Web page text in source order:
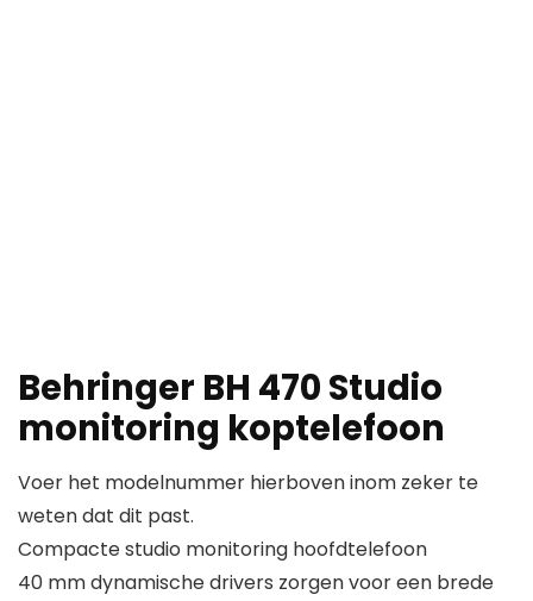
Behringer BH 470 Studio
monitoring koptelefoon
Voer het modelnummer hierboven inom zeker te
weten dat dit past.
Compacte studio monitoring hoofdtelefoon
40 mm dynamische drivers zorgen voor een brede